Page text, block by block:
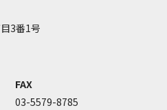
3番1号
FAX
03-5579-8785